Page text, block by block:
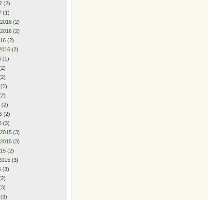
(2)
(1)
(2)
(2)
(2)
(2)
(1)
(1)
(2)
(2)
(3)
(3)
(3)
(2)
(3)
(3)
(3)